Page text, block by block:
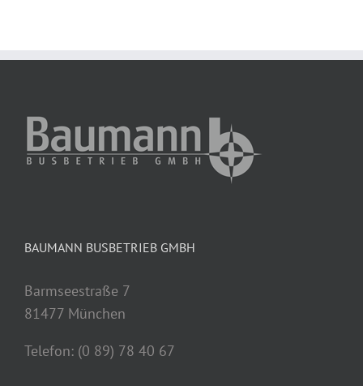
BAUMANN BUSBETRIEB GMBH
Barmseestraße 7
81477 München
Telefon: (0 89) 78 40 67